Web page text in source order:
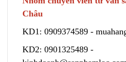
Châu
KD1: 0909374589 -
KD2: 0901325489 -